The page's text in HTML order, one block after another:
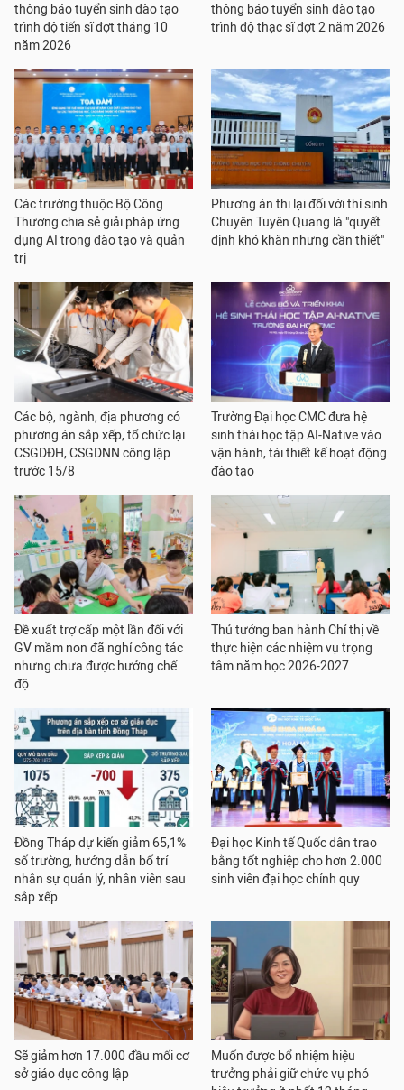
thông báo tuyển sinh đào tạo
trình độ tiến sĩ đợt tháng 10
năm 2026
thông báo tuyển sinh đào tạo
trình độ thạc sĩ đợt 2 năm 2026
Các trường thuộc Bộ Công
Thương chia sẻ giải pháp ứng
dụng AI trong đào tạo và quản
trị
Phương án thi lại đối với thí sinh
Chuyên Tuyên Quang là "quyết
định khó khăn nhưng cần thiết"
Các bộ, ngành, địa phương có
phương án sắp xếp, tổ chức lại
CSGDĐH, CSGDNN công lập
trước 15/8
Trường Đại học CMC đưa hệ
sinh thái học tập AI-Native vào
vận hành, tái thiết kế hoạt động
đào tạo
Đề xuất trợ cấp một lần đối với
GV mầm non đã nghỉ công tác
nhưng chưa được hưởng chế
độ
Thủ tướng ban hành Chỉ thị về
thực hiện các nhiệm vụ trọng
tâm năm học 2026-2027
Đồng Tháp dự kiến giảm 65,1%
số trường, hướng dẫn bố trí
nhân sự quản lý, nhân viên sau
sắp xếp
Đại học Kinh tế Quốc dân trao
bằng tốt nghiệp cho hơn 2.000
sinh viên đại học chính quy
Sẽ giảm hơn 17.000 đầu mối cơ
sở giáo dục công lập
Muốn được bổ nhiệm hiệu
trưởng phải giữ chức vụ phó